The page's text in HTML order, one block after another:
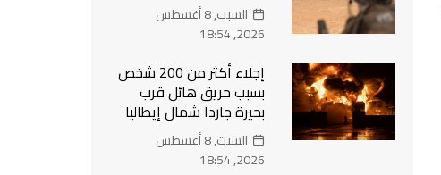
السبت, 8 أغسطس
2026, 18:54
إجلاء أكثر من 200 شخص
بسبب حريق هائل قرب
بحيرة جاردا شمال إيطاليا
السبت, 8 أغسطس
2026, 18:54